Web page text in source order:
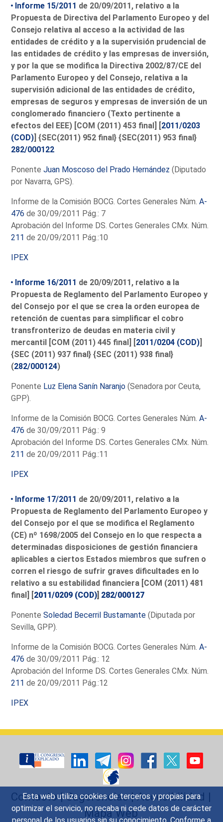
Esta web utiliza cookies de terceros y propias para
optimizar el servicio, no recaba ni cede datos de carácter
Informe 15/2011 de 20/09/2011, relativo a la
Propuesta de Directiva del Parlamento Europeo y del
Consejo relativa al acceso a la actividad de las
entidades de crédito y a la supervisión prudencial de
las entidades de crédito y las empresas de inversión,
y por la que se modifica la Directiva 2002/87/CE del
Parlamento Europeo y del Consejo, relativa a la
supervisión adicional de las entidades de crédito,
empresas de seguros y empresas de inversión de un
conglomerado financiero (Texto pertinente a
efectos del EEE) [COM (2011) 453 final] [2011/0203
(COD)] {SEC(2011) 952 final} {SEC(2011) 953 final}
282/000122
PonenteJuan Moscoso del Prado Hernández (Diputado
por Navarra, GPS).
Informe de la Comisión BOCG. Cortes Generales Núm.A-
476 de 30/09/2011 Pág.: 7
Aprobación del Informe DS. Cortes Generales CMx. Núm.
211 de 20/09/2011 Pág.:10
IPEX
Informe 16/2011 de 20/09/2011, relativo a la
Propuesta de Reglamento del Parlamento Europeo y
del Consejo por el que se crea la orden europea de
retención de cuentas para simplificar el cobro
transfronterizo de deudas en materia civil y
mercantil [COM (2011) 445 final] [2011/0204 (COD)]
{SEC (2011) 937 final} {SEC (2011) 938 final}
(282/000124)
Ponente Luz Elena Sanín Naranjo (Senadora por Ceuta,
GPP).
Informe de la Comisión BOCG. Cortes Generales Núm.A-
476 de 30/09/2011 Pág.: 9
Aprobación del Informe DS. Cortes Generales CMx. Núm.
211 de 20/09/2011 Pág.:11
IPEX
Informe 17/2011 de 20/09/2011, relativo a la
Propuesta de Reglamento del Parlamento Europeo y
del Consejo por el que se modifica el Reglamento
(CE) nº 1698/2005 del Consejo en lo que respecta a
determinadas disposiciones de gestión financiera
aplicables a ciertos Estados miembros que sufren o
corren el riesgo de sufrir graves dificultades en lo
relativo a su estabilidad financiera [COM (2011) 481
final] [2011/0209 (COD)] 282/000127
PonenteSoledad Becerril Bustamante (Diputada por
Sevilla, GPP).
Informe de la Comisión BOCG. Cortes Generales Núm.A-
476 de 30/09/2011 Pág.: 12
Aprobación del Informe DS. Cortes Generales CMx. Núm.
211 de 20/09/2011 Pág.:12
IPEX
Contacto|Sugerencias|Accesibilidad |
Mapa Web